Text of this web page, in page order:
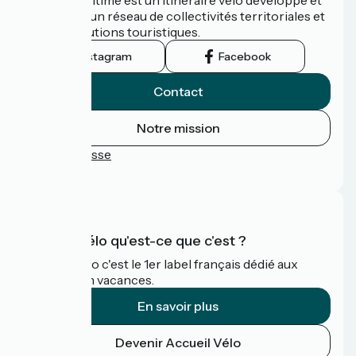
promu par un réseau de collectivités territoriales et
leurs institutions touristiques.
Instagram Facebook
Contact
Notre mission
Espace Presse
Accueil Vélo qu'est-ce que c'est ?
Accueil Vélo c'est le 1er label français dédié aux
cyclistes en vacances.
En savoir plus
Devenir Accueil Vélo